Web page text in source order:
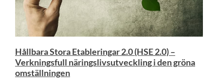
Hållbara Stora Etableringar 2.0 (HSE 2.0) –
Verkningsfull näringslivsutveckling i den gröna
omställningen